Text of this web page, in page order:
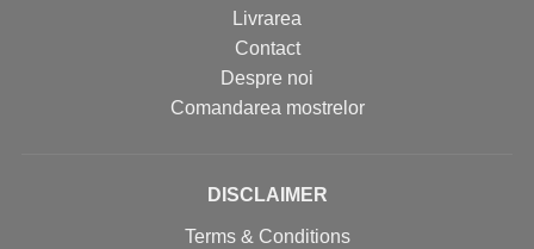
Livrarea
Contact
Despre noi
Comandarea mostrelor
DISCLAIMER
Terms & Conditions